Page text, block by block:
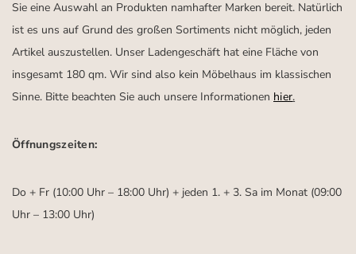
Sie eine Auswahl an Produkten namhafter Marken bereit. Natürlich
ist es uns auf Grund des großen Sortiments nicht möglich, jeden
Artikel auszustellen. Unser Ladengeschäft hat eine Fläche von
insgesamt 180 qm. Wir sind also kein Möbelhaus im klassischen
Sinne. Bitte beachten Sie auch unsere Informationen hier.
Öffnungszeiten:
Do + Fr (10:00 Uhr – 18:00 Uhr) + jeden 1. + 3. Sa im Monat (09:00
Uhr – 13:00 Uhr)